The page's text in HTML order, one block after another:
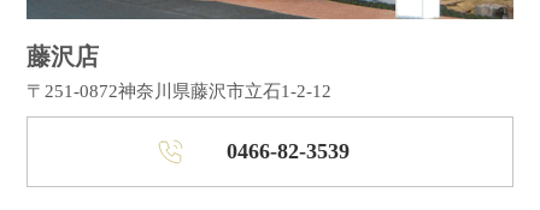
藤沢店
〒251-0872神奈川県藤沢市立石1-2-12
0466-82-3539